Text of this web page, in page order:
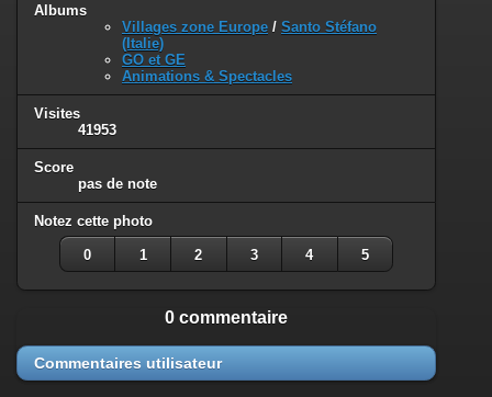
Albums
Villages zone Europe / Santo Stéfano
(Italie)
GO et GE
Animations & Spectacles
Visites
41953
Score
pas de note
Notez cette photo
0 1 2 3 4 5
0 commentaire
Commentaires utilisateur